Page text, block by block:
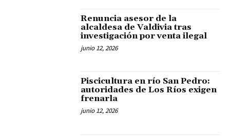
Renuncia asesor de la
alcaldesa de Valdivia tras
investigación por venta ilegal
junio 12, 2026
Piscicultura en río San Pedro:
autoridades de Los Ríos exigen
frenarla
junio 12, 2026